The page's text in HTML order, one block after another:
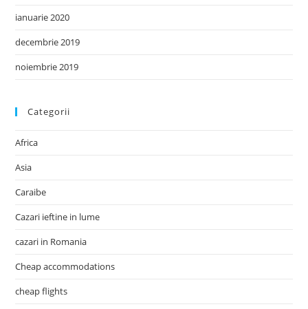
ianuarie 2020
decembrie 2019
noiembrie 2019
Categorii
Africa
Asia
Caraibe
Cazari ieftine in lume
cazari in Romania
Cheap accommodations
cheap flights